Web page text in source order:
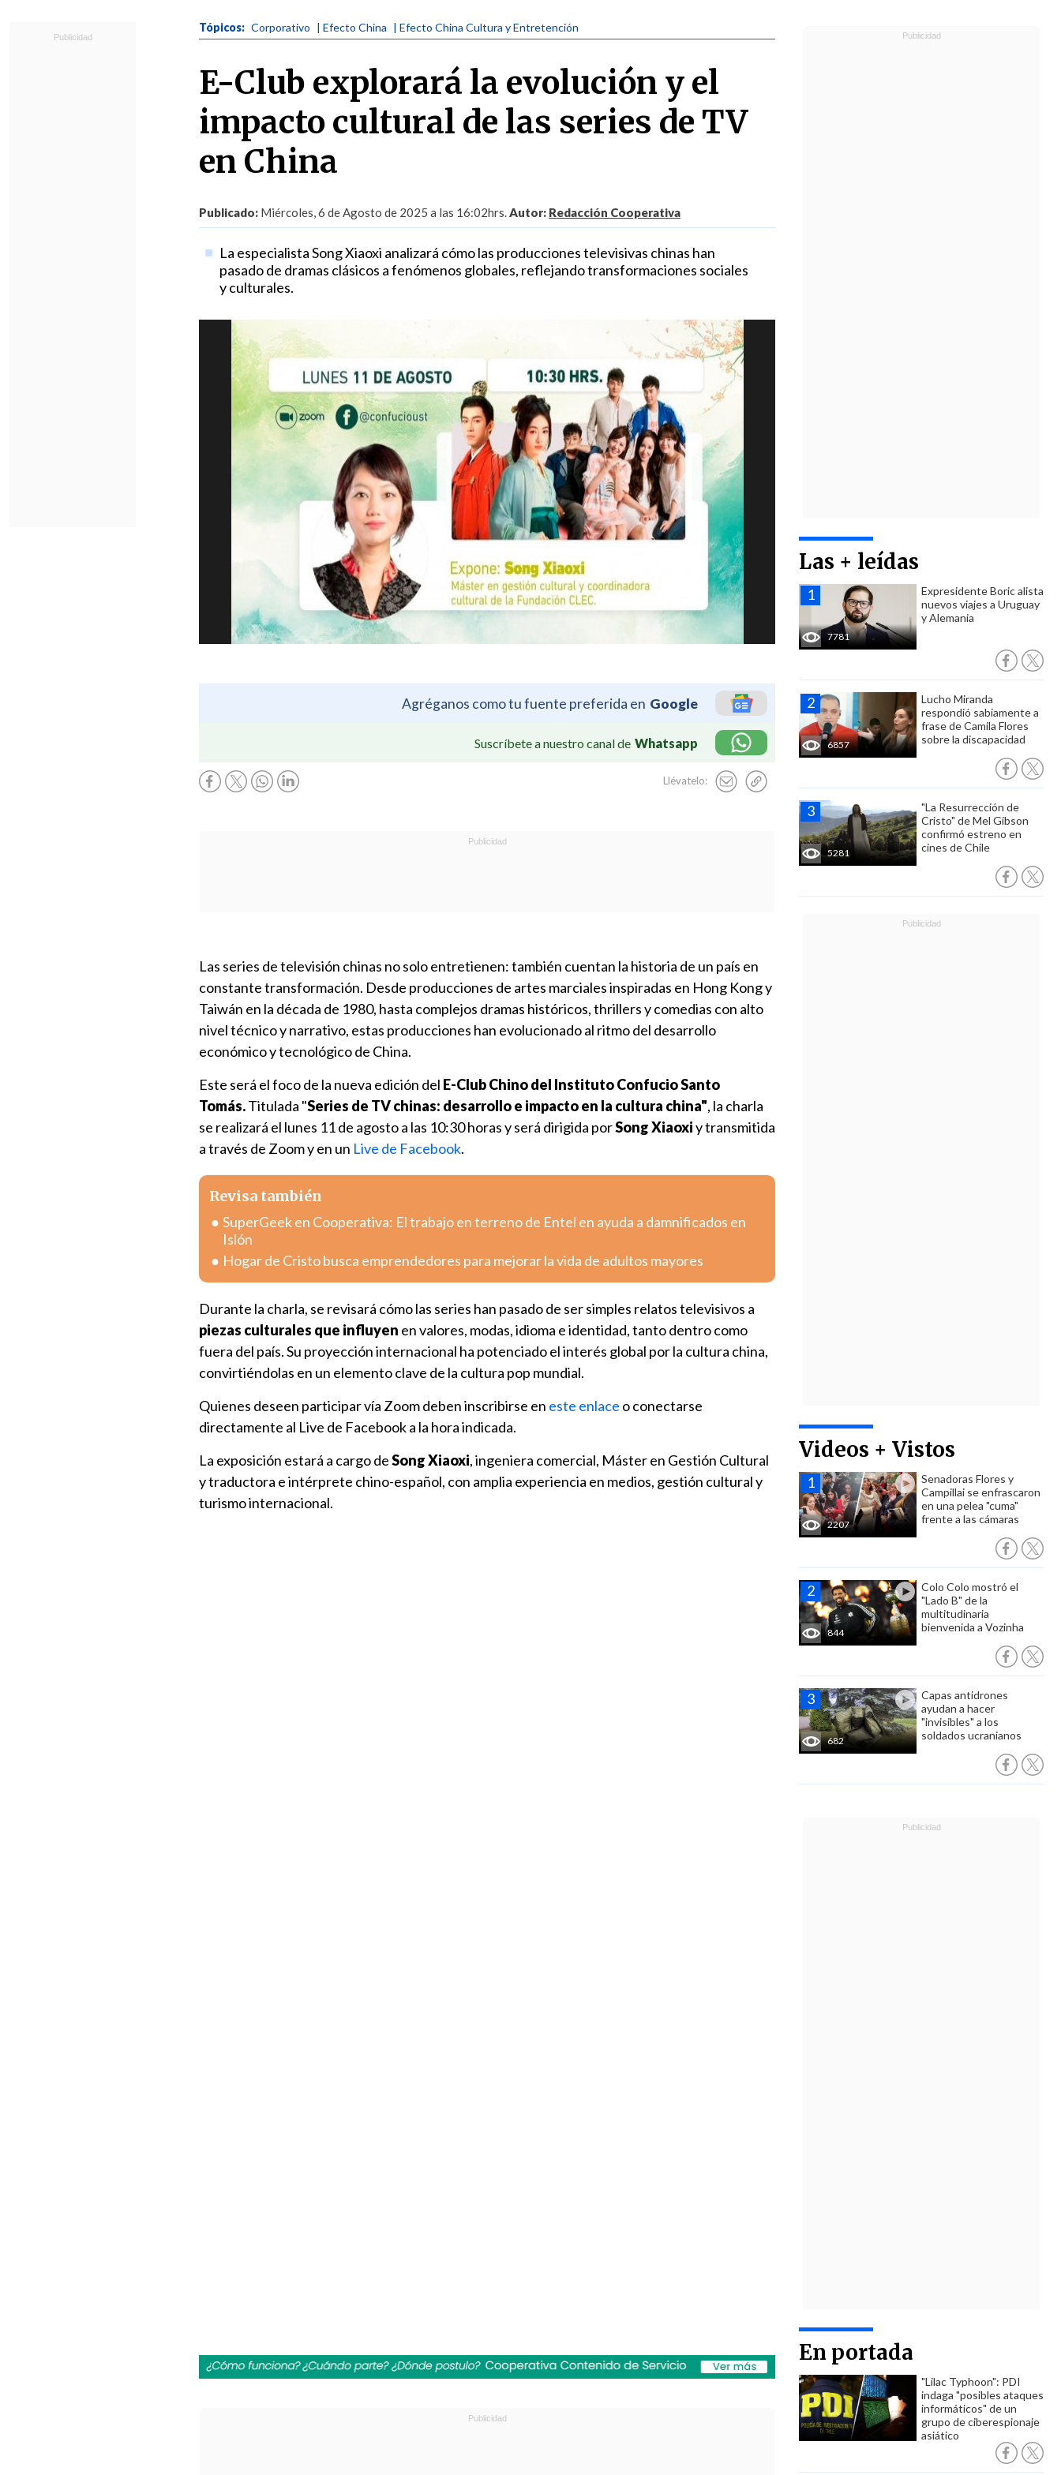
Tópicos: Corporativo | Efecto China | Efecto China Cultura y Entretención
E-Club explorará la evolución y el
impacto cultural de las series de TV
en China
Publicado: Miércoles, 6 de Agosto de 2025 a las 16:02hrs.Autor: Redacción Cooperativa
La especialista Song Xiaoxi analizará cómo las producciones televisivas chinas han
pasado de dramas clásicos a fenómenos globales, reflejando transformaciones sociales
y culturales.
Agréganos como tu fuente preferida en Google
Suscríbete a nuestro canal de Whatsapp
Llévatelo:
Las + leídas
7781
Expresidente Boric alista
nuevos viajes a Uruguay
y Alemania
6857
Lucho Miranda
respondió sabiamente a
frase de Camila Flores
sobre la discapacidad
5281
"La Resurrección de
Cristo" de Mel Gibson
confirmó estreno en
cines de Chile
Videos + Vistos
2207
Senadoras Flores y
Campillai se enfrascaron
en una pelea "cuma"
frente a las cámaras
844
Colo Colo mostró el
"Lado B" de la
multitudinaria
bienvenida a Vozinha
682
Capas antidrones
ayudan a hacer
"invisibles" a los
soldados ucranianos
En portada
"Lilac Typhoon": PDI
indaga "posibles ataques
informáticos" de un
grupo de ciberespionaje
asiático
Las series de televisión chinas no solo entretienen: también cuentan la historia de un país en
constante transformación. Desde producciones de artes marciales inspiradas en Hong Kong y
Taiwán en la década de 1980, hasta complejos dramas históricos, thrillers y comedias con alto
nivel técnico y narrativo, estas producciones han evolucionado al ritmo del desarrollo
económico y tecnológico de China.
Este será el foco de la nueva edición del E-Club Chino del Instituto Confucio Santo
Tomás.Titulada "Series de TV chinas: desarrollo e impacto en la cultura china", la charla
se realizará el lunes 11 de agosto a las 10:30 horas y será dirigida porSong Xiaoxiy transmitida
a través de Zoom y en un Live de Facebook.
Revisa también
SuperGeek en Cooperativa: El trabajo en terreno de Entel en ayuda a damnificados en
Islón
Hogar de Cristo busca emprendedores para mejorar la vida de adultos mayores
Durante la charla, se revisará cómo las series han pasado de ser simples relatos televisivos a
piezas culturales que influyen en valores, modas, idioma e identidad, tanto dentro como
fuera del país. Su proyección internacional ha potenciado el interés global por la cultura china,
convirtiéndolas en un elemento clave de la cultura pop mundial.
Quienes deseen participar vía Zoom deben inscribirse en este enlace o conectarse
directamente al Live de Facebook a la hora indicada.
La exposición estará a cargo deSong Xiaoxi, ingeniera comercial, Máster en Gestión Cultural
y traductora e intérprete chino-español, con amplia experiencia en medios, gestión cultural y
turismo internacional.